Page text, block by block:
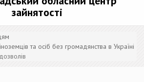
зайнятості
та осіб без громадянства в Україні